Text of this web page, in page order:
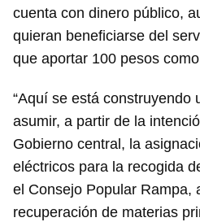
cuenta con dinero público,
quieran beneficiarse del
que aportar 100 pesos
“Aquí se está construyendo
asumir, a partir de la
Gobierno central, la
eléctricos para la recogida
el Consejo Popular Rampa,
recuperación de materias